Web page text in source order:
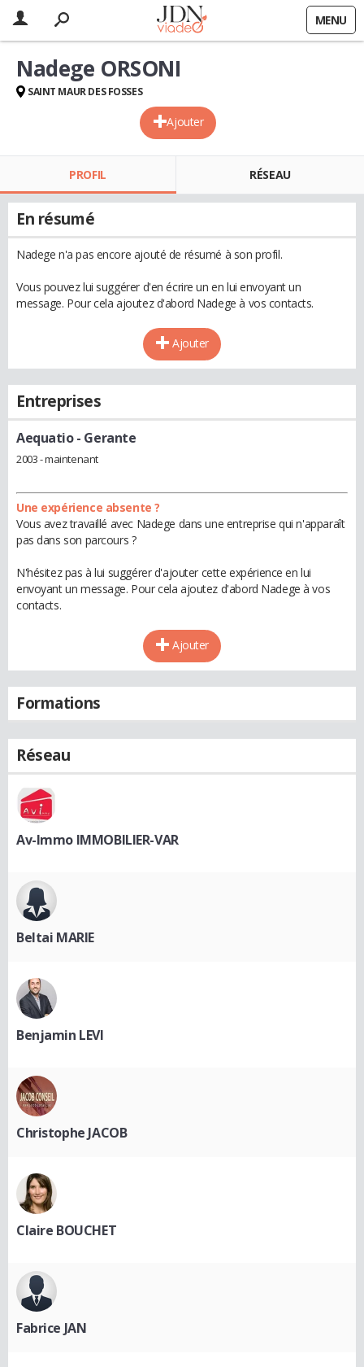
MENU
Ajouter
Nadege ORSONI
SAINT MAUR DES FOSSES
PROFIL RÉSEAU
En résumé
Nadege n'a pas encore ajouté de résumé à son profil.
Vous pouvez lui suggérer d'en écrire un en lui envoyant un
message. Pour cela ajoutez d'abord Nadege à vos contacts.
Ajouter
Entreprises
Aequatio- Gerante
2003 - maintenant
Une expérience absente ?
Vous avez travaillé avec Nadege dans une entreprise qui n'apparaît
pas dans son parcours ?
N'hésitez pas à lui suggérer d'ajouter cette expérience en lui
envoyant un message. Pour cela ajoutez d'abord Nadege à vos
contacts.
Ajouter
Formations
Réseau
Av-Immo IMMOBILIER-VAR
Beltai MARIE
Benjamin LEVI
Christophe JACOB
Claire BOUCHET
Fabrice JAN